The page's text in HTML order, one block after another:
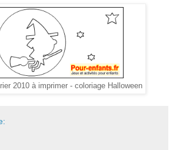
2010 à imprimer - coloriage Halloween